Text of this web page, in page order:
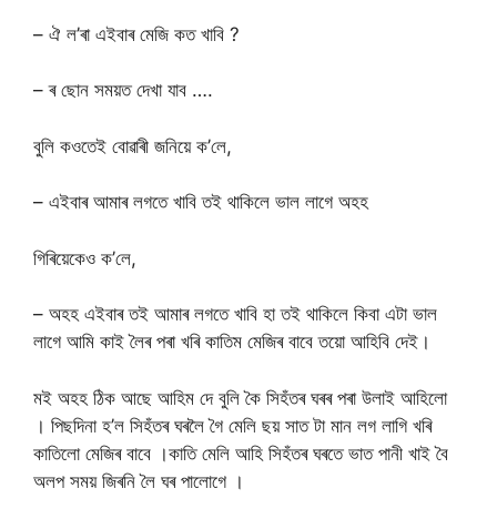
– ঐ ল’ৰা এইবাৰ মেজি কত খাবি ?
– ৰ ছোন সময়ত দেখা যাব ….
বুলি কওতেই বোৱাৰী জনিয়ে ক’লে,
– এইবাৰ আমাৰ লগতে খাবি তই থাকিলে ভাল লাগে অহহ
গিৰিয়েকেও ক’লে,
– অহহ এইবাৰ তই আমাৰ লগতে খাবি হা তই থাকিলে কিবা এটা ভাল
লাগে আমি কাই লৈৰ পৰা খৰি কাতিম মেজিৰ বাবে তয়ো আহিবি দেই।
মই অহহ ঠিক আছে আহিম দে বুলি কৈ সিহঁতৰ ঘৰৰ পৰা উলাই আহিলো
। পিছদিনা হ’ল সিহঁতৰ ঘৰলৈ গৈ মেলি ছয় সাত টা মান লগ লাগি খৰি
কাতিলো মেজিৰ বাবে ।কাতি মেলি আহি সিহঁতৰ ঘৰতে ভাত পানী খাই বৈ
অলপ সময় জিৰনি লৈ ঘৰ পালোগে ।